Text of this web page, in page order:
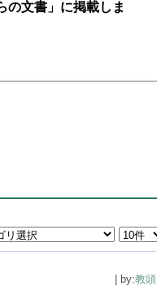
の文書」に掲載しま
| by:教頭